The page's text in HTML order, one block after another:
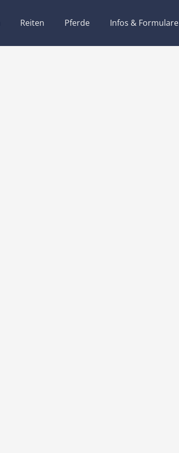
Reiten Pferde Infos & Formulare